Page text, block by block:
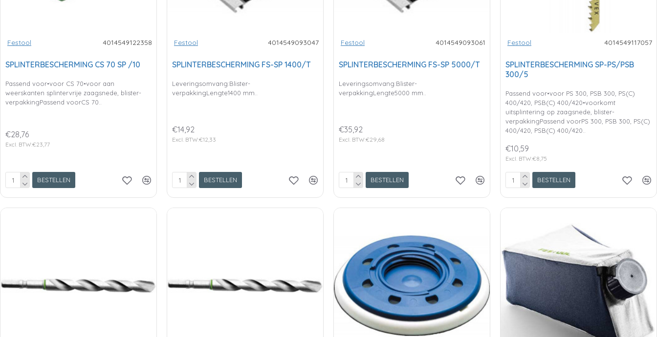
Festool 4014549122358
SPLINTERBESCHERMING CS 70 SP /10
Passend voor•voor CS 70•voor aan
weerskanten splintervrije zaagsnede, blister-
verpakkingPassend voorCS 70..
€28,76
Excl. BTW:€23,77
BESTELLEN
Festool 4014549093047
SPLINTERBESCHERMING FS-SP 1400/T
Leveringsomvang:Blister-
verpakkingLengte1400 mm..
€14,92
Excl. BTW:€12,33
BESTELLEN
Festool 4014549093061
SPLINTERBESCHERMING FS-SP 5000/T
Leveringsomvang:Blister-
verpakkingLengte5000 mm..
€35,92
Excl. BTW:€29,68
BESTELLEN
Festool 4014549117057
SPLINTERBESCHERMING SP-PS/PSB
300/5
Passend voor•voor PS 300, PSB 300, PS(C)
400/420, PSB(C) 400/420•voorkomt
uitsplintering op zaagsnede, blister-
verpakkingPassend voorPS 300, PSB 300, PS(C)
400/420, PSB(C) 400/420..
€10,59
Excl. BTW:€8,75
BESTELLEN